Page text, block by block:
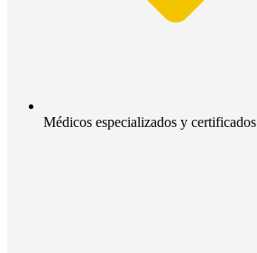
Médicos especializados y certificados